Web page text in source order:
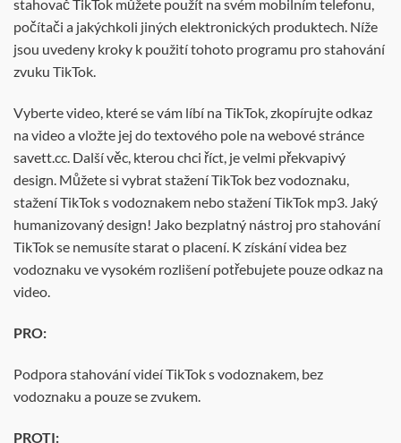
stahovač TikTok můžete použít na svém mobilním telefonu,
počítači a jakýchkoli jiných elektronických produktech. Níže
jsou uvedeny kroky k použití tohoto programu pro stahování
zvuku TikTok.
Vyberte video, které se vám líbí na TikTok, zkopírujte odkaz
na video a vložte jej do textového pole na webové stránce
savett.cc. Další věc, kterou chci říct, je velmi překvapivý
design. Můžete si vybrat stažení TikTok bez vodoznaku,
stažení TikTok s vodoznakem nebo stažení TikTok mp3. Jaký
humanizovaný design! Jako bezplatný nástroj pro stahování
TikTok se nemusíte starat o placení. K získání videa bez
vodoznaku ve vysokém rozlišení potřebujete pouze odkaz na
video.
PRO:
Podpora stahování videí TikTok s vodoznakem, bez
vodoznaku a pouze se zvukem.
PROTI: